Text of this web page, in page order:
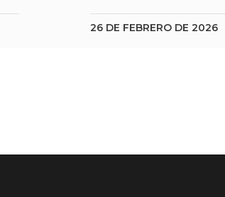
26 DE FEBRERO DE 2026